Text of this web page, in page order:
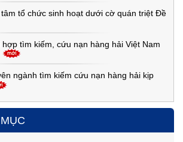
tổ chức sinh hoạt dưới cờ quán triệt Đề
hợp tìm kiếm, cứu nạn hàng hải Việt Nam
ngành tìm kiếm cứu nạn hàng hải kịp